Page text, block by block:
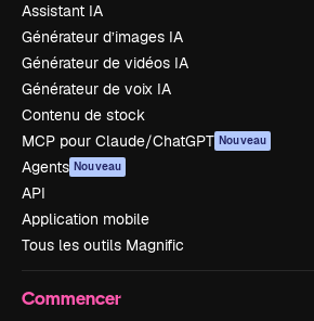
Assistant IA
Générateur d’images IA
Générateur de vidéos IA
Générateur de voix IA
Contenu de stock
MCP pour Claude/ChatGPT Nouveau
Agents Nouveau
API
Application mobile
Tous les outils Magnific
Commencer